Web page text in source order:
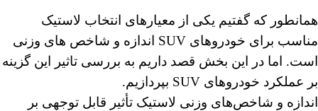
همانطور که گفتیم یکی از معیارهای انتخاب لاستیک
مناسب برای خودروهای SUV اندازه و شاخص های وزنی
است. اما در این بخش قصد داریم به بررسی تاثیر این گزینه
بر عملکرد خودروهای SUV بپردازیم.
اندازه و شاخص‌های وزنی لاستیک تأثیر قابل توجهی بر